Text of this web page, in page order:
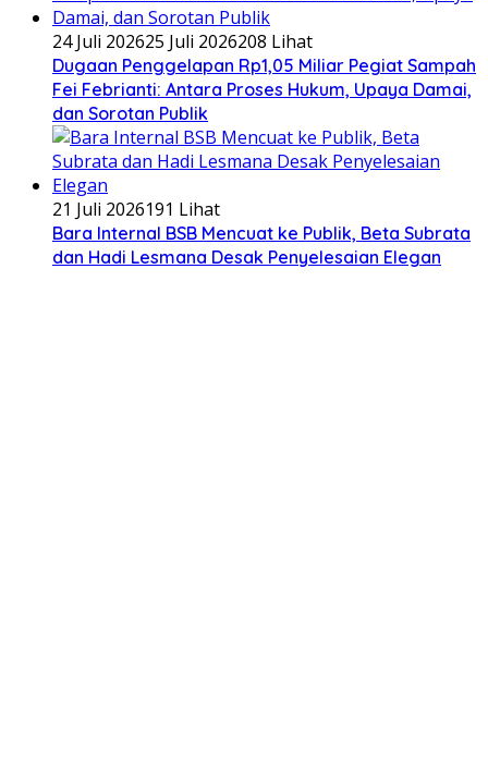
24 Juli 202625 Juli 2026208 Lihat
Dugaan Penggelapan Rp1,05 Miliar Pegiat Sampah
Fei Febrianti: Antara Proses Hukum, Upaya Damai,
dan Sorotan Publik
21 Juli 2026191 Lihat
Bara Internal BSB Mencuat ke Publik, Beta Subrata
dan Hadi Lesmana Desak Penyelesaian Elegan